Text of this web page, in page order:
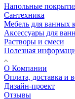
Напольные
Сантехника
Мебель для ванных
Аксессуары для
Растворы и смеси
Полезная
О Компании
Оплата, доставка и
Дизайн-проект
Отзывы